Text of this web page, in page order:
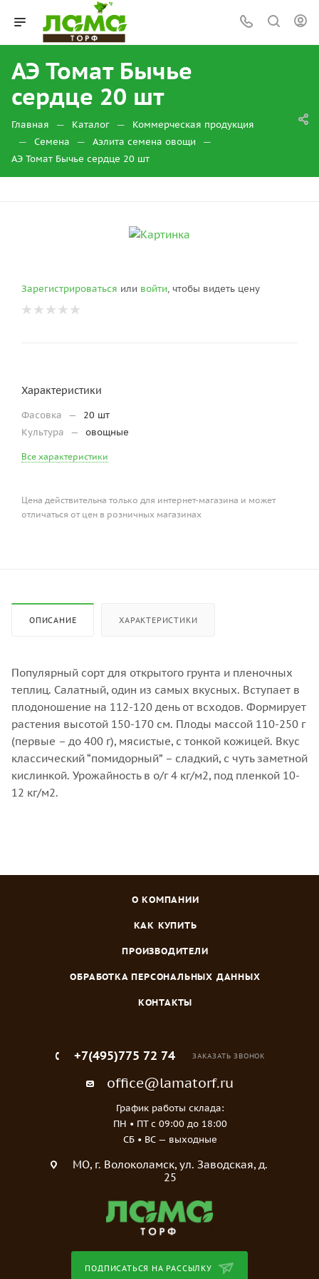
АЭ Томат Бычье
сердце 20 шт
Главная — Каталог — Коммерческая продукция
— Семена — Аэлита семена овощи —
АЭ Томат Бычье сердце 20 шт
Зарегистрироваться или войти, чтобы видеть цену
Характеристики
Фасовка —
20 шт
Культура
— овощные
Все характеристики
Цена действительна только для интернет-магазина и может
отличаться от цен в розничных магазинах
ОПИСАНИЕ ХАРАКТЕРИСТИКИ
Популярный сорт для открытого грунта и пленочных
теплиц. Салатный, один из самых вкусных. Вступает в
плодоношение на 112-120 день от всходов. Формирует
растения высотой 150-170 см. Плоды массой 110-250 г
(первые – до 400 г), мясистые, с тонкой кожицей. Вкус
классический “помидорный” – сладкий, с чуть заметной
кислинкой. Урожайность в о/г 4 кг/м2, под пленкой 10-
12 кг/м2.
О КОМПАНИИ
КАК КУПИТЬ
ПРОИЗВОДИТЕЛИ
ОБРАБОТКА ПЕРСОНАЛЬНЫХ ДАННЫХ
КОНТАКТЫ
+7(495)775 72 74 ЗАКАЗАТЬ ЗВОНОК
office@lamatorf.ru
График работы склада:
ПН • ПТ c 09:00 до 18:00
СБ • ВС — выходные
МO, г. Волоколамск, ул. Заводская, д.
25
ПОДПИСАТЬСЯ НА РАССЫЛКУ